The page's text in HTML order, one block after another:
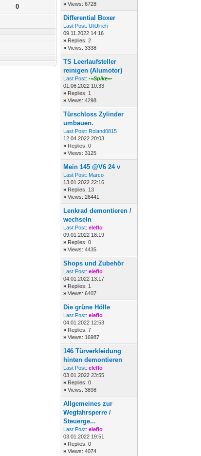
0
»Views: 6728
Differential Boxer
Last Post: UliUlrich
09.11.2022 14:16
» Replies: 2
»Views: 3338
TS Leerlaufsteller
reinigen (Alumotor)
Last Post: -=Spike=-
01.06.2022 10:33
» Replies: 1
»Views: 4298
Türschloss Zylinder
umbauen.
Last Post: Roland0815
12.04.2022 20:03
» Replies: 0
»Views: 3125
Mein 145 @V6 24 v
Last Post: Marco
13.01.2022 22:16
» Replies: 13
»Views: 26441
Lenkrad demontieren /
wechseln
Last Post: eleflo
09.01.2022 18:19
» Replies: 0
»Views: 4435
Shops und Zubehör
Last Post: eleflo
04.01.2022 13:17
» Replies: 1
»Views: 6407
Die grüne Hölle
Last Post: eleflo
04.01.2022 12:53
» Replies: 7
»Views: 16987
146 Türverkleidung
hinten demontieren
Last Post: eleflo
03.01.2022 23:55
» Replies: 0
»Views: 3898
Allgemeines zur
Wegfahrsperre /
Steuerge...
Last Post: eleflo
03.01.2022 19:51
» Replies: 0
»Views: 4074